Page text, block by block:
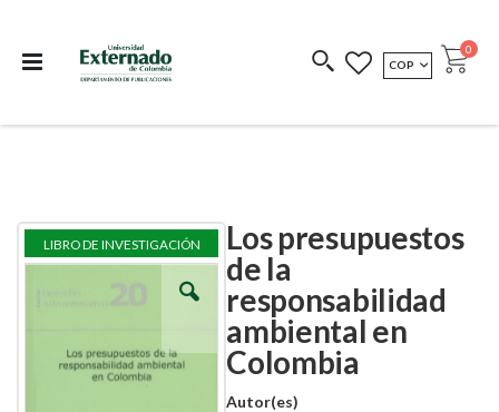
COEDICIONES REDIMIR CÓDIGO
MONEDA
COP Cart
0
Los presupuestos
de la
responsabilidad
ambiental en
Colombia
Autor(es)
Skip
the
gallery
Skip
the
gallery
LIBRO DE INVESTIGACIÓN